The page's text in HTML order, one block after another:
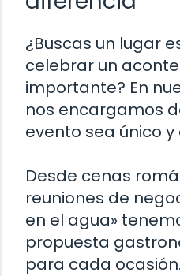
¿Buscas un lugar
celebrar un
importante? En
nos encargamos
evento sea único y
Desde cenas
reuniones de
en el agua»
propuesta
para cada ocasión.